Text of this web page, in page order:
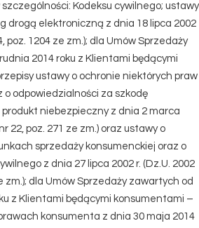
Kodeksu cywilnego; ustawy
drogą elektroniczną z dnia 18 lipca 2002
poz. 1204 ze zm.); dla Umów Sprzedaży
2014 roku z Klientami będącymi
ustawy o ochronie niektórych praw
o odpowiedzialności za szkodę
niebezpieczny z dnia 2 marca
22, poz. 271 ze zm.) oraz ustawy o
sprzedaży konsumenckiej oraz o
z dnia 27 lipca 2002 r. (Dz.U. 2002
zm.); dla Umów Sprzedaży zawartych od
z Klientami będącymi konsumentami –
konsumenta z dnia 30 maja 2014